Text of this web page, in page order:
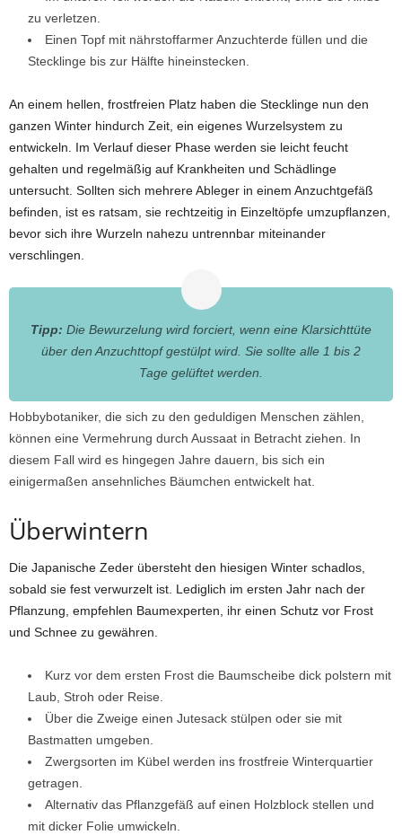
zu verletzen.
Einen Topf mit nährstoffarmer Anzuchterde füllen und die
Stecklinge bis zur Hälfte hineinstecken.
An einem hellen, frostfreien Platz haben die Stecklinge nun den
ganzen Winter hindurch Zeit, ein eigenes Wurzelsystem zu
entwickeln. Im Verlauf dieser Phase werden sie leicht feucht
gehalten und regelmäßig auf Krankheiten und Schädlinge
untersucht. Sollten sich mehrere Ableger in einem Anzuchtgefäß
befinden, ist es ratsam, sie rechtzeitig in Einzeltöpfe umzupflanzen,
bevor sich ihre Wurzeln nahezu untrennbar miteinander
verschlingen.
Tipp: Die Bewurzelung wird forciert, wenn eine Klarsichttüte
über den Anzuchttopf gestülpt wird. Sie sollte alle 1 bis 2
Tage gelüftet werden.
Hobbybotaniker, die sich zu den geduldigen Menschen zählen,
können eine Vermehrung durch Aussaat in Betracht ziehen. In
diesem Fall wird es hingegen Jahre dauern, bis sich ein
einigermaßen ansehnliches Bäumchen entwickelt hat.
Überwintern
Die Japanische Zeder übersteht den hiesigen Winter schadlos,
sobald sie fest verwurzelt ist. Lediglich im ersten Jahr nach der
Pflanzung, empfehlen Baumexperten, ihr einen Schutz vor Frost
und Schnee zu gewähren.
Kurz vor dem ersten Frost die Baumscheibe dick polstern mit
Laub, Stroh oder Reise.
Über die Zweige einen Jutesack stülpen oder sie mit
Bastmatten umgeben.
Zwergsorten im Kübel werden ins frostfreie Winterquartier
getragen.
Alternativ das Pflanzgefäß auf einen Holzblock stellen und
mit dicker Folie umwickeln.